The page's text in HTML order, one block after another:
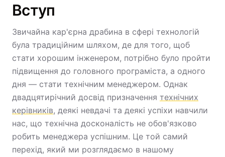
Вступ
Звичайна кар'єрна драбина в сфері технологій
була традиційним шляхом, де для того, щоб
стати хорошим інженером, потрібно було пройти
підвищення до головного програміста, а одного
дня — стати технічним менеджером. Однак
двадцятирічний досвід призначення технічних
керівників, деякі невдачі та деякі успіхи навчили
нас, що технічна досконалість не обов'язково
робить менеджера успішним. Це той самий
перехід, який ми розглядаємо в нашому